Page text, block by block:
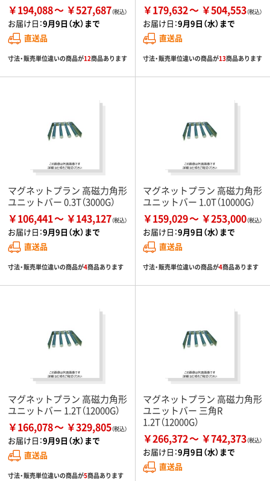
￥194,088 ￥527,687
お届け日：9月9日（水）まで
直送品
寸法・販売単位違いの商品が12商品あります
￥179,632 ￥504,553
お届け日：9月9日（水）まで
直送品
寸法・販売単位違いの商品が13商品あります
マグネットプラン 高磁力角形
ユニットバー 0.3T（3000G）
￥106,441 ￥143,127
お届け日：9月9日（水）まで
直送品
寸法・販売単位違いの商品が4商品あります
マグネットプラン 高磁力角形
ユニットバー 1.0T（10000G）
￥159,029 ￥253,000
お届け日：9月9日（水）まで
直送品
寸法・販売単位違いの商品が4商品あります
マグネットプラン 高磁力角形
ユニットバー 1.2T（12000G）
￥166,078 ￥329,805
お届け日：9月9日（水）まで
直送品
寸法・販売単位違いの商品が5商品あります
マグネットプラン 高磁力角形
ユニットバー 三角R
1.2T（12000G）
￥266,372 ￥742,373
お届け日：9月9日（水）まで
直送品